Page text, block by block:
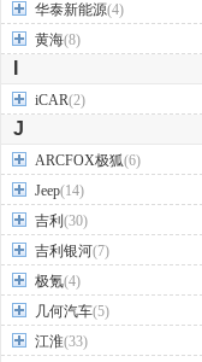
华泰新能源(4)
黄海(8)
iCAR(2)
J
ARCFOX极狐(6)
Jeep(14)
吉利 (30)
吉利银河(7)
极氪(4)
几何汽车(5)
江淮(33)